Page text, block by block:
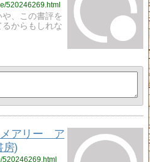
520246269.html
、この書評を
からもしれな
メアリー ア
房)
520246269.html